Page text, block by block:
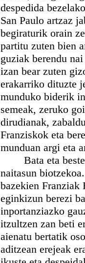
despedida
San Paulo artzaz
begiraturik orain
partitu zuten bien
guziak berendu
izan bear zuten
erakarriko dituzte
munduko biderik
semeak, zeruko
dirudianak,
Franziskok eta
munduan argi eta
Bata eta bestea
naitasun
bazekien Franziak
eginkizun berezi
inportanziazko
itzultzen zan beti
aienatu bertatik
aditzean erejeak